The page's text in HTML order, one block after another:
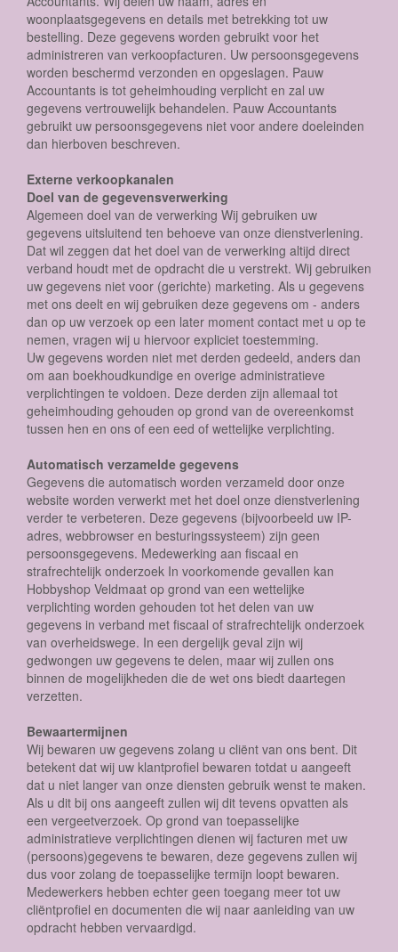
woonplaatsgegevens en details met betrekking tot uw
bestelling. Deze gegevens worden gebruikt voor het
administreren van verkoopfacturen. Uw persoonsgegevens
worden beschermd verzonden en opgeslagen. Pauw
Accountants is tot geheimhouding verplicht en zal uw
gegevens vertrouwelijk behandelen. Pauw Accountants
gebruikt uw persoonsgegevens niet voor andere doeleinden
dan hierboven beschreven.
Externe verkoopkanalen
Doel van de gegevensverwerking
Algemeen doel van de verwerking Wij gebruiken uw
gegevens uitsluitend ten behoeve van onze dienstverlening.
Dat wil zeggen dat het doel van de verwerking altijd direct
verband houdt met de opdracht die u verstrekt. Wij gebruiken
uw gegevens niet voor (gerichte) marketing. Als u gegevens
met ons deelt en wij gebruiken deze gegevens om - anders
dan op uw verzoek op een later moment contact met u op te
nemen, vragen wij u hiervoor expliciet toestemming.
Uw gegevens worden niet met derden gedeeld, anders dan
om aan boekhoudkundige en overige administratieve
verplichtingen te voldoen. Deze derden zijn allemaal tot
geheimhouding gehouden op grond van de overeenkomst
tussen hen en ons of een eed of wettelijke verplichting.
Automatisch verzamelde gegevens
Gegevens die automatisch worden verzameld door onze
website worden verwerkt met het doel onze dienstverlening
verder te verbeteren. Deze gegevens (bijvoorbeeld uw IP-
adres, webbrowser en besturingssysteem) zijn geen
persoonsgegevens. Medewerking aan fiscaal en
strafrechtelijk onderzoek In voorkomende gevallen kan
Hobbyshop Veldmaat op grond van een wettelijke
verplichting worden gehouden tot het delen van uw
gegevens in verband met fiscaal of strafrechtelijk onderzoek
van overheidswege. In een dergelijk geval zijn wij
gedwongen uw gegevens te delen, maar wij zullen ons
binnen de mogelijkheden die de wet ons biedt daartegen
verzetten.
Bewaartermijnen
Wij bewaren uw gegevens zolang u cliënt van ons bent. Dit
betekent dat wij uw klantprofiel bewaren totdat u aangeeft
dat u niet langer van onze diensten gebruik wenst te maken.
Als u dit bij ons aangeeft zullen wij dit tevens opvatten als
een vergeetverzoek. Op grond van toepasselijke
administratieve verplichtingen dienen wij facturen met uw
(persoons)gegevens te bewaren, deze gegevens zullen wij
dus voor zolang de toepasselijke termijn loopt bewaren.
Medewerkers hebben echter geen toegang meer tot uw
cliëntprofiel en documenten die wij naar aanleiding van uw
opdracht hebben vervaardigd.